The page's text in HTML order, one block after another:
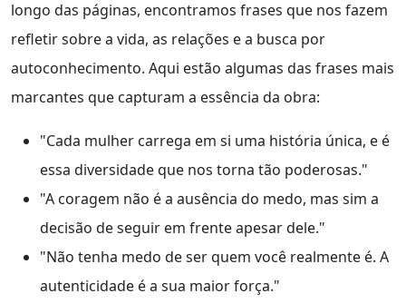
longo das páginas, encontramos frases que nos fazem
refletir sobre a vida, as relações e a busca por
autoconhecimento. Aqui estão algumas das frases mais
marcantes que capturam a essência da obra:
"Cada mulher carrega em si uma história única, e é
essa diversidade que nos torna tão poderosas."
"A coragem não é a ausência do medo, mas sim a
decisão de seguir em frente apesar dele."
"Não tenha medo de ser quem você realmente é. A
autenticidade é a sua maior força."